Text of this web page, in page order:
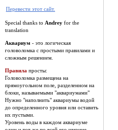
Перевести этот сайт.
Special thanks to Andrey for the
translation
Аквариум - это логическая
головоломка с простыми правилами и
сложным решением.
Правила просты:
Головоломка размещена на
прямоугольном поле, разделенном на
блоки, называемыми "аквариумами"
Нужно "наполнить" аквариумы водой
до определенного уровня или оставить
их пустыми.
Уровень воды в каждом аквариуме